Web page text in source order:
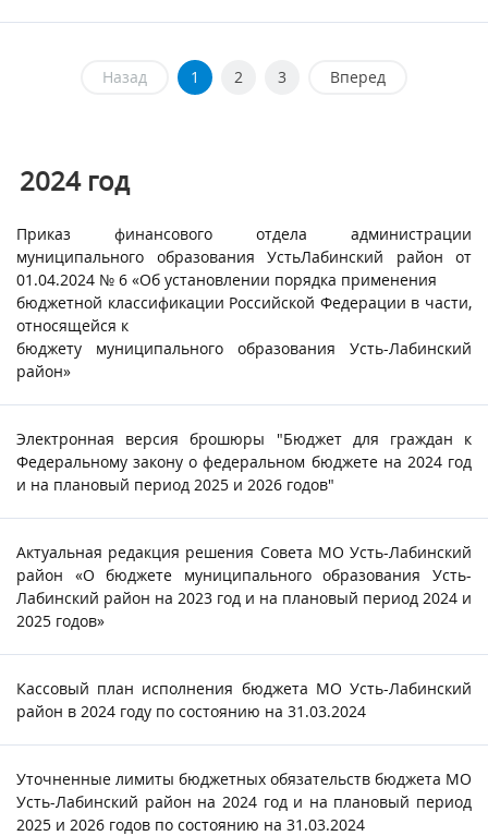
Назад 1 2 3 Вперед
2024год
Приказ финансового отдела администрации
муниципального образования УстьЛабинский район от
01.04.2024 № 6 «Об установлении порядка применения
бюджетной классификации Российской Федерации в части,
относящейся к
бюджету муниципального образования Усть-Лабинский
район»
Электронная версия брошюры "Бюджет для граждан к
Федеральному закону о федеральном бюджете на 2024 год
и на плановый период 2025 и 2026 годов"
Актуальная редакция решения Совета МО Усть-Лабинский
район «О бюджете муниципального образования Усть-
Лабинский район на 2023 год и на плановый период 2024 и
2025 годов»
Кассовый план исполнения бюджета МО Усть-Лабинский
район в 2024 году по состоянию на 31.03.2024
Уточненные лимиты бюджетных обязательств бюджета МО
Усть-Лабинский район на 2024 год и на плановый период
2025 и 2026 годов по состоянию на 31.03.2024